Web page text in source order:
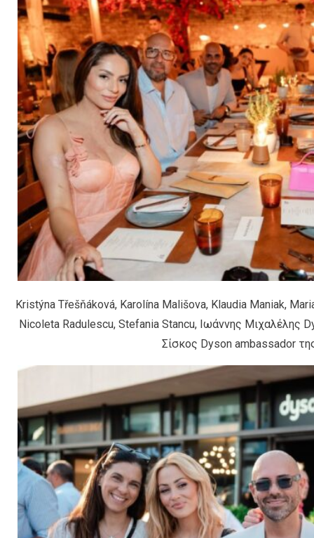
Kristýna Třešňáková, Karolína Mališova, Klaudia Maniak,
Nicoleta Radulescu, Stefania Stancu, Ιωάννης Μιχαλέλης
Σίσκος Dyson ambassador